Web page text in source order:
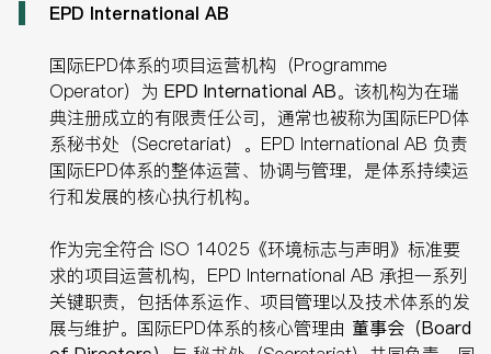
EPD International AB
国际EPD体系的项目运营机构（Programme
Operator）为 EPD International AB。该机构为在瑞
典注册成立的有限责任公司，通常也被称为国际EPD体
系秘书处（Secretariat）。EPD International AB 负责
国际EPD体系的整体运营、协调与管理，是体系持续运
行和发展的核心执行机构。
作为完全符合 ISO 14025《环境标志与声明》标准要
求的项目运营机构，EPD International AB 承担一系列
关键职责，包括体系运作、项目管理以及技术体系的发
展与维护。国际EPD体系的核心管理由 董事会（Board